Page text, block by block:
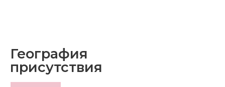
География
присутствия